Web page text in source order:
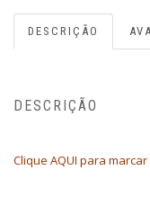
DESCRIÇÃO
DESCRIÇÃO
Clique AQUI para